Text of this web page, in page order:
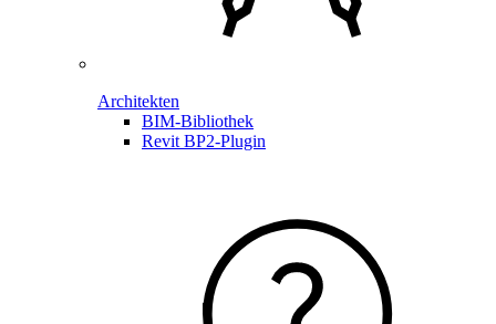
Architekten
BIM-Bibliothek
Revit BP2-Plugin